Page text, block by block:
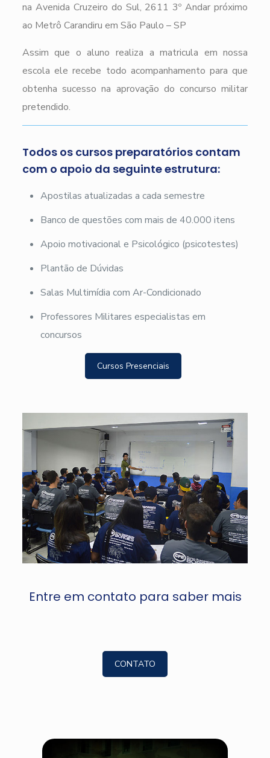
na Avenida Cruzeiro do Sul, 2611 3º Andar próximo
ao Metrô Carandiru em São Paulo – SP
Assim que o aluno realiza a matricula em nossa
escola ele recebe todo acompanhamento para que
obtenha sucesso na aprovação do concurso militar
pretendido.
Todos os cursos preparatórios contam
com o apoio da seguinte estrutura:
Apostilas atualizadas a cada semestre
Banco de questões com mais de 40.000 itens
Apoio motivacional e Psicológico (psicotestes)
Plantão de Dúvidas
Salas Multimídia com Ar-Condicionado
Professores Militares especialistas em
concursos
Cursos Presenciais
Entre em contato para saber mais
CONTATO